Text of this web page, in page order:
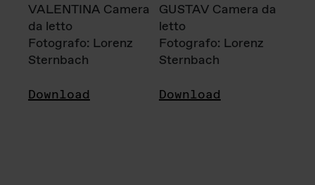
VALENTINA Camera
da letto
Fotografo: Lorenz
Sternbach
Download
GUSTAV Camera da
letto
Fotografo: Lorenz
Sternbach
Download